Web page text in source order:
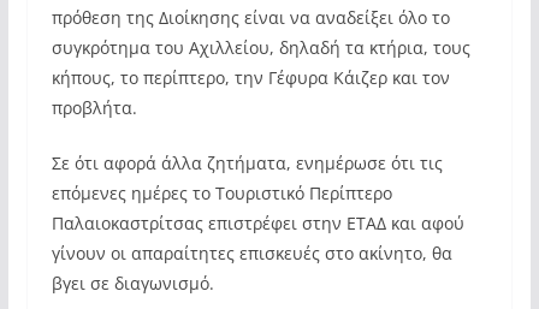
πρόθεση της Διοίκησης είναι να αναδείξει όλο το
συγκρότημα του Αχιλλείου, δηλαδή τα κτήρια, τους
κήπους, το περίπτερο, την Γέφυρα Κάιζερ και τον
προβλήτα.
Σε ότι αφορά άλλα ζητήματα, ενημέρωσε ότι τις
επόμενες ημέρες το Τουριστικό Περίπτερο
Παλαιοκαστρίτσας επιστρέφει στην ΕΤΑΔ και αφού
γίνουν οι απαραίτητες επισκευές στο ακίνητο, θα
βγει σε διαγωνισμό.